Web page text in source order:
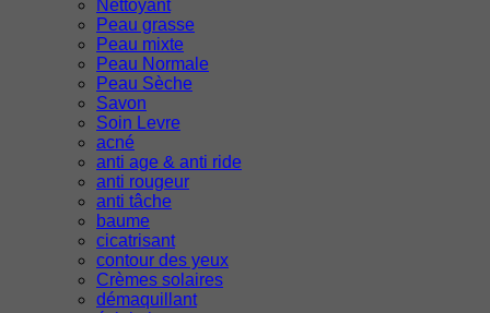
Nettoyant
Peau grasse
Peau mixte
Peau Normale
Peau Sèche
Savon
Soin Levre
acné
anti age & anti ride
anti rougeur
anti tâche
baume
cicatrisant
contour des yeux
Crèmes solaires
démaquillant